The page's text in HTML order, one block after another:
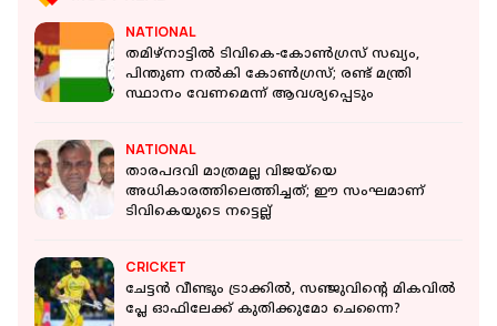
NATIONAL
തമിഴ്‌നാട്ടില്‍ ടിവികെ-കോണ്‍ഗ്രസ് സഖ്യം,
പിന്തുണ നൽകി കോൺ​ഗ്രസ്; രണ്ട് മന്ത്രി
സ്ഥാനം വേണമെന്ന് ആവശ്യപ്പെടും
NATIONAL
താരപദവി മാത്രമല്ല വിജയ്‌യെ
അധികാരത്തിലെത്തിച്ചത്; ഈ സംഘമാണ്
ടിവികെയുടെ നട്ടെല്ല്
CRICKET
ചേട്ടന്‍ വീണ്ടും ട്രാക്കില്‍, സഞ്ജുവിന്റെ മികവില്‍
പ്ലേ ഓഫിലേക്ക് കുതിക്കുമോ ചെന്നൈ?